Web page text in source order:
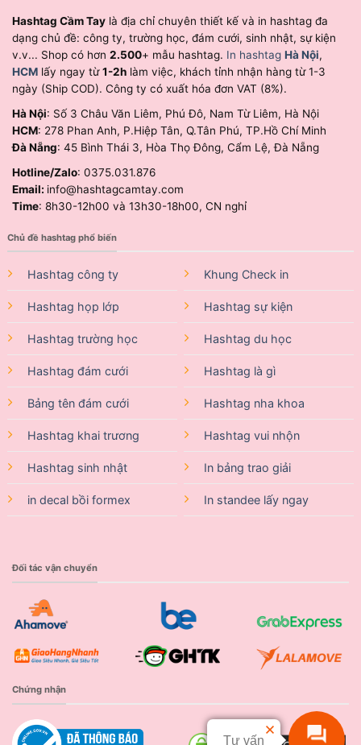
Hashtag Cầm Tay là địa chỉ chuyên thiết kế và in hashtag đa
dạng chủ đề: công ty, trường học, đám cưới, sinh nhật, sự kiện
v.v... Shop có hơn 2.500+ mẫu hashtag. In hashtag Hà Nội,
HCM lấy ngay từ1-2h làm việc, khách tỉnh nhận hàng từ 1-3
ngày (Ship COD). Công ty có xuất hóa đơn VAT (8%).
Hà Nội: Số 3 Châu Văn Liêm, Phú Đô, Nam Từ Liêm, Hà Nội
HCM: 278 Phan Anh, P.Hiệp Tân, Q.Tân Phú, TP.Hồ Chí Minh
Đà Nẵng: 45 Bình Thái 3, Hòa Thọ Đông, Cẩm Lệ, Đà Nẵng
Hotline/Zalo: 0375.031.876
Email: info@hashtagcamtay.com
Time: 8h30-12h00 và 13h30-18h00, CN nghỉ
Chủ đề hashtag phổ biến
Hashtag công ty
Hashtag họp lớp
Hashtag trường học
Hashtag đám cưới
Bảng tên đám cưới
Hashtag khai trương
Hashtag sinh nhật
in decal bồi formex
Khung Check in
Hashtag sự kiện
Hashtag du học
Hashtag là gì
Hashtag nha khoa
Hashtag vui nhộn
In bảng trao giải
In standee lấy ngay
Đối tác vận chuyển
Chứng nhận
Tư vấn